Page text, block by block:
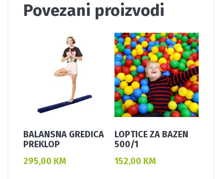
Povezani proizvodi
BALANSNA GREDICA
PREKLOP
295,00 KM
LOPTICE ZA BAZEN
500/1
152,00 KM